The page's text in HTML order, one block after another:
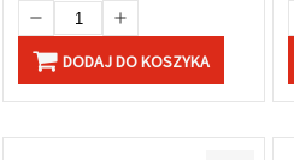
DODAJ DO KOSZYKA